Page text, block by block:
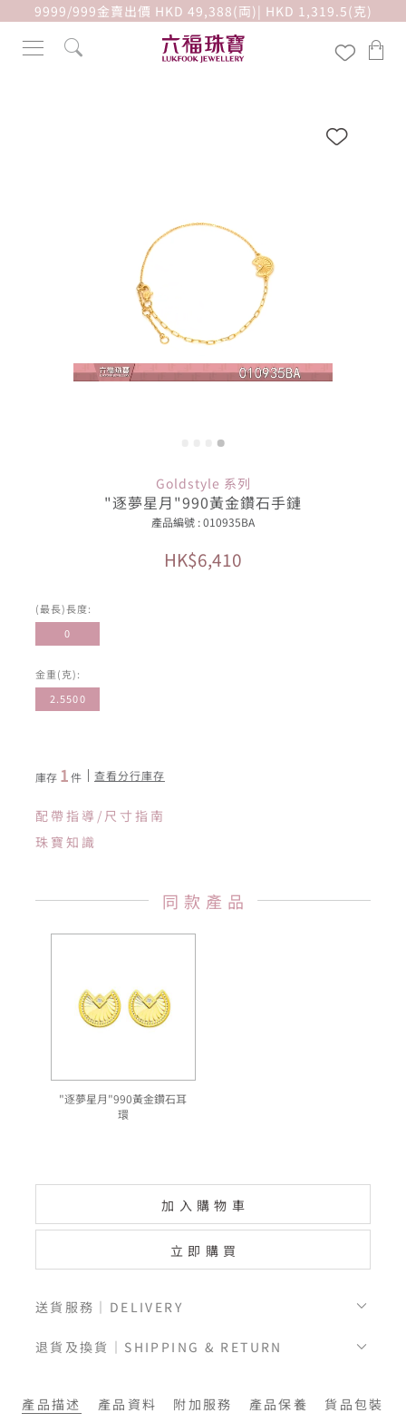
9999/999金賣出價 HKD 49,388(両)| HKD 1,319.5(克)
Goldstyle 系列
"逐夢星月"990黃金鑽石手鏈
產品編號 : 010935BA
HK$6,410
(最長)長度:
0
金重(克):
2.5500
庫存 1件 查看分行庫存
配帶指導/尺寸指南
珠寶知識
同款產品
"逐夢星月"990黃金鑽石耳
環
加入購物車
立即購買
送貨服務｜DELIVERY
退貨及換貨｜SHIPPING & RETURN
產品描述 產品資料 附加服務 產品保養 貨品包裝